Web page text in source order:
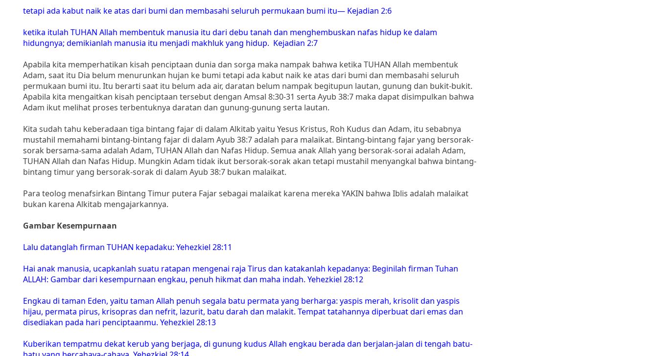
tetapi ada kabut naik ke atas dari bumi dan membasahi seluruh permukaan bumi itu— Kejadian 2:6
ketika itulah TUHAN Allah membentuk manusia itu dari debu tanah dan menghembuskan nafas hidup ke dalam
hidungnya; demikianlah manusia itu menjadi makhluk yang hidup. Kejadian 2:7
Apabila kita memperhatikan kisah penciptaan dunia dan sorga maka nampak bahwa ketika TUHAN Allah membentuk
Adam, saat itu Dia belum menurunkan hujan ke bumi tetapi ada kabut naik ke atas dari bumi dan membasahi seluruh
permukaan bumi itu. Itu berarti saat itu belum ada air, daratan belum nampak begitupun lautan, gunung dan bukit-bukit.
Apabila kita mengaitkan kisah penciptaan tersebut dengan Amsal 8:30-31 serta Ayub 38:7 maka dapat disimpulkan bahwa
Adam ikut melihat proses terbentuknya daratan dan gunung-gunung serta lautan.
Kita sudah tahu keberadaan tiga bintang fajar di dalam Alkitab yaitu Yesus Kristus, Roh Kudus dan Adam, itu sebabnya
mustahil memahami bintang-bintang fajar di dalam Ayub 38:7 adalah para malaikat. Bintang-bintang fajar yang bersorak-
sorak bersama-sama adalah Adam, TUHAN Allah dan Nafas Hidup. Semua anak Allah yang bersorak-sorai adalah Adam,
TUHAN Allah dan Nafas Hidup. Mungkin Adam tidak ikut bersorak-sorak akan tetapi mustahil menyangkal bahwa bintang-
bintang timur yang bersorak-sorak di dalam Ayub 38:7 bukan malaikat.
Para teolog menafsirkan Bintang Timur putera Fajar sebagai malaikat karena mereka YAKIN bahwa Iblis adalah malaikat
bukan karena Alkitab mengajarkannya.
Gambar Kesempurnaan
Lalu datanglah firman TUHAN kepadaku: Yehezkiel 28:11
Hai anak manusia, ucapkanlah suatu ratapan mengenai raja Tirus dan katakanlah kepadanya: Beginilah firman Tuhan
ALLAH: Gambar dari kesempurnaan engkau, penuh hikmat dan maha indah. Yehezkiel 28:12
Engkau di taman Eden, yaitu taman Allah penuh segala batu permata yang berharga: yaspis merah, krisolit dan yaspis
hijau, permata pirus, krisopras dan nefrit, lazurit, batu darah dan malakit. Tempat tatahannya diperbuat dari emas dan
disediakan pada hari penciptaanmu. Yehezkiel 28:13
Kuberikan tempatmu dekat kerub yang berjaga, di gunung kudus Allah engkau berada dan berjalan-jalan di tengah batu-